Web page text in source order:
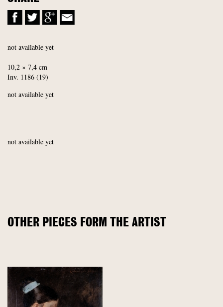
not available yet
10,2 × 7,4 cm
Inv. 1186 (19)
not available yet
not available yet
OTHER PIECES FORM THE ARTIST